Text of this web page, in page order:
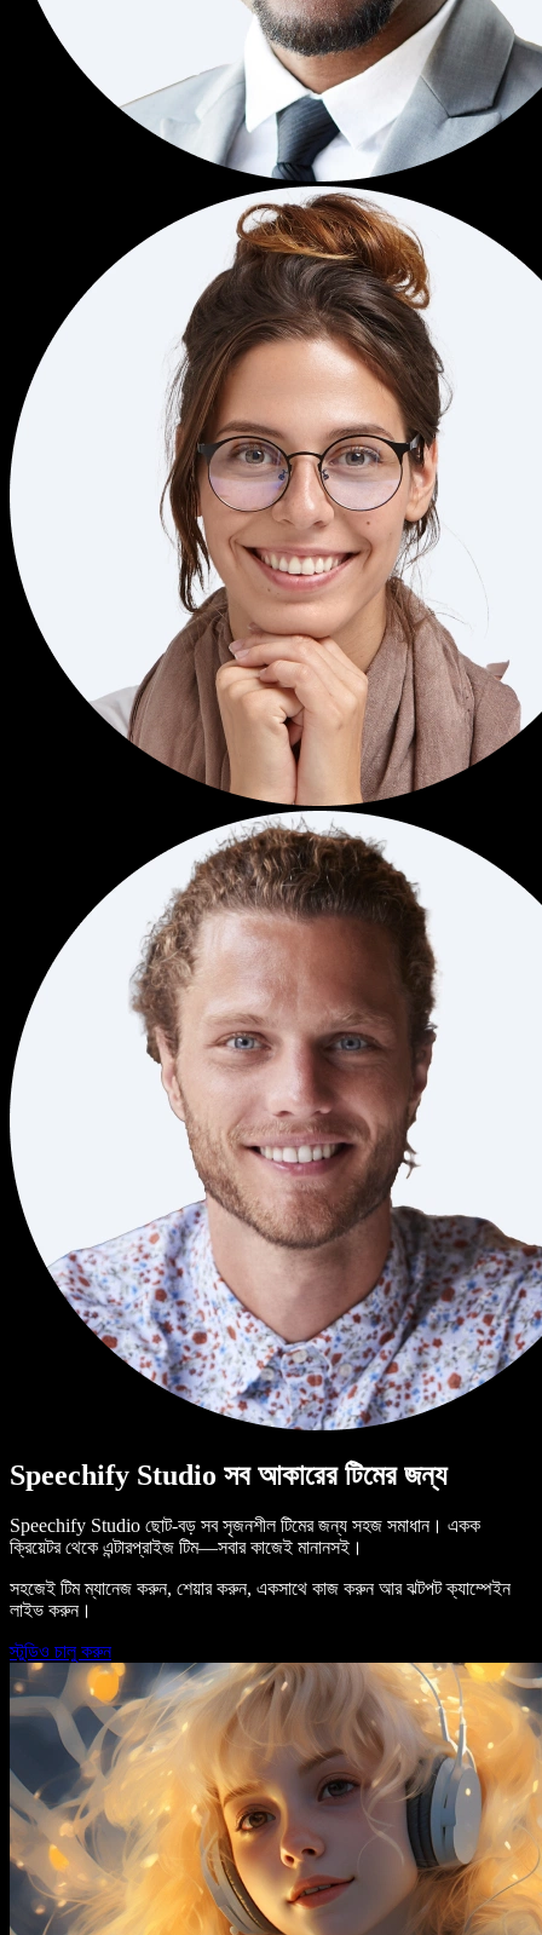
Speechify Studio সব আকারের টিমের জন্য
Speechify Studio ছোট-বড় সব সৃজনশীল টিমের জন্য সহজ সমাধান। একক
ক্রিয়েটর থেকে এন্টারপ্রাইজ টিম—সবার কাজেই মানানসই।
সহজেই টিম ম্যানেজ করুন, শেয়ার করুন, একসাথে কাজ করুন আর ঝটপট ক্যাম্পেইন
লাইভ করুন।
স্টুডিও চালু করুন